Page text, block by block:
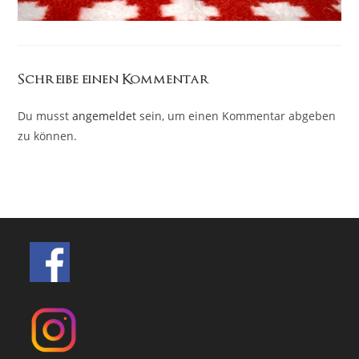
Schreibe einen Kommentar
Du musstangemeldet sein, um einen Kommentar abgeben
zu können.